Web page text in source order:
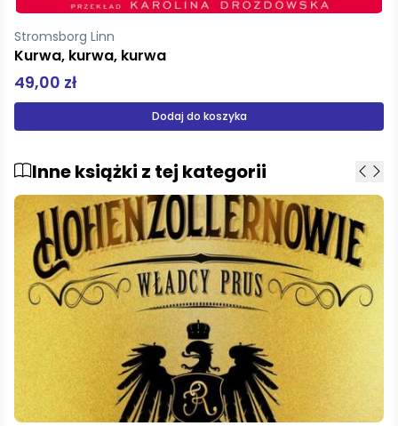
Stromsborg Linn
Kurwa, kurwa, kurwa
49,00 zł
Dodaj do koszyka
Inne książki z tej kategorii